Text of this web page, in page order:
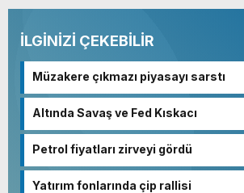
İLGİNİZİ ÇEKEBİLİR
Müzakere çıkmazı piyasayı sarstı
Altında Savaş ve Fed Kıskacı
Petrol fiyatları zirveyi gördü
Yatırım fonlarında çip rallisi